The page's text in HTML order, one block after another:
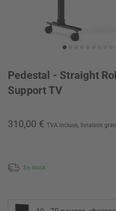
Pedestal - Straight
Support TV
310,00 € TVA incluse, livraison
En stock